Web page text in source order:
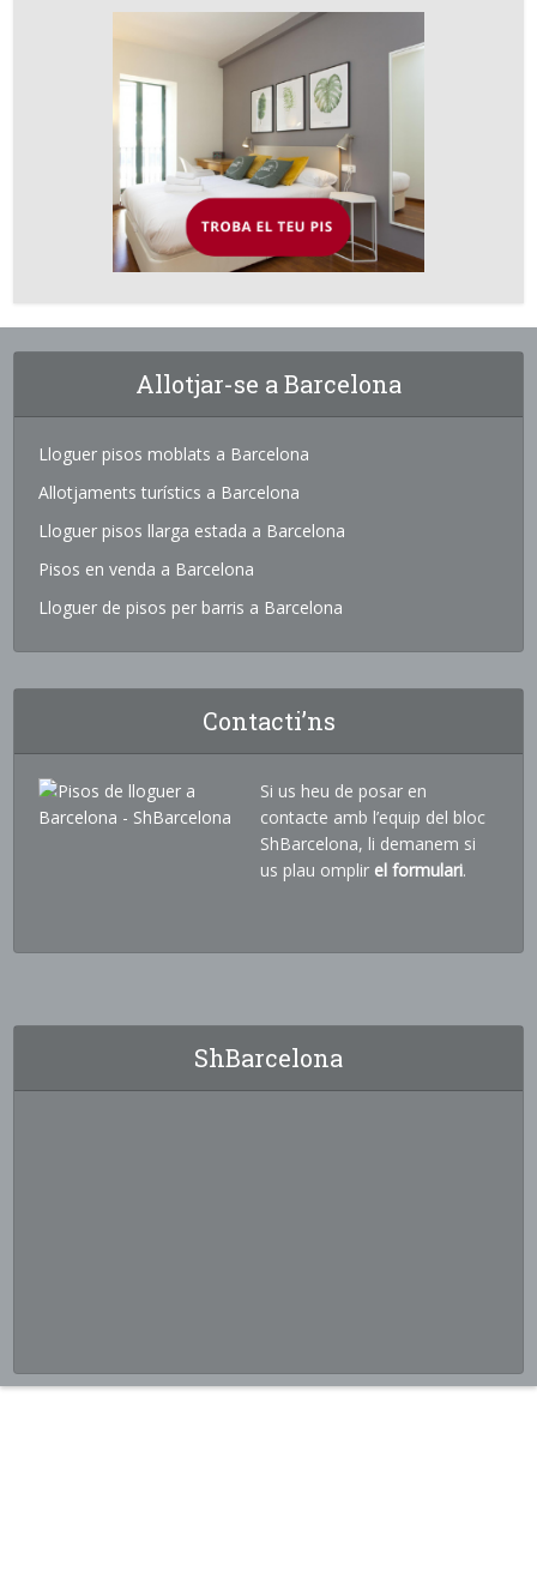
Allotjar-se a Barcelona
Lloguer pisos moblats a Barcelona
Allotjaments turístics a Barcelona
Lloguer pisos llarga estada a Barcelona
Pisos en venda a Barcelona
Lloguer de pisos per barris a Barcelona
Contacti’ns
Si us heu de posar en
contacte amb l’equip del bloc
ShBarcelona, li demanem si
us plau omplir el formulari.
ShBarcelona